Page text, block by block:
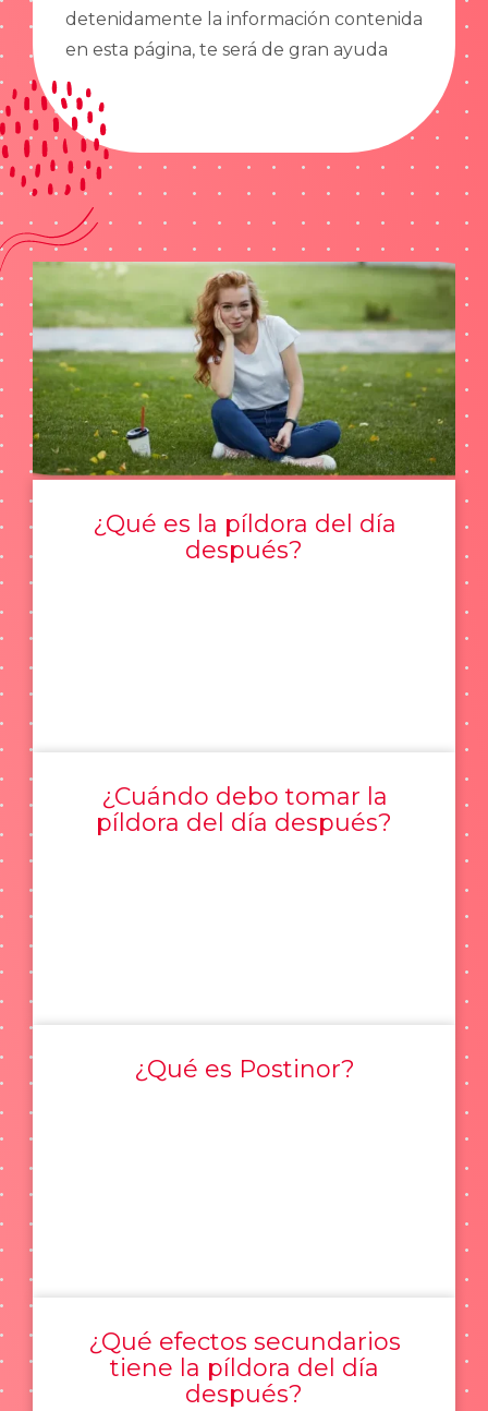
detenidamente la información contenida
en esta página, te será de gran ayuda
¿Qué es la píldora del día
después?
¿Cuándo debo tomar la
píldora del día después?
¿Qué es Postinor?
¿Qué efectos secundarios
tiene la píldora del día
después?